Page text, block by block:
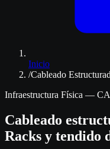
Inicio
/Cableado
Infraestructura Física —
Cableado
Racks y tendido